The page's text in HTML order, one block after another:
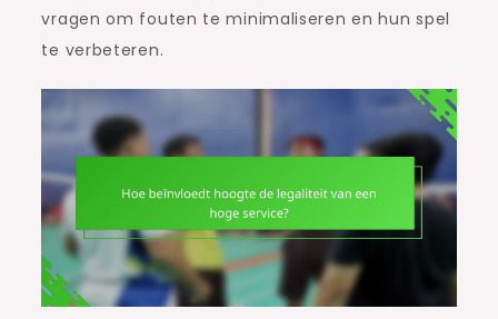
vragen om fouten te minimaliseren en hun spel
te verbeteren.